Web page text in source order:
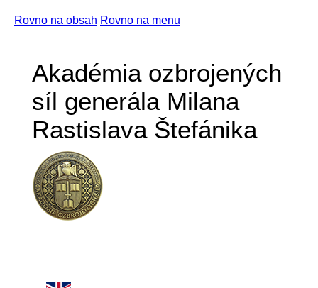
Rovno na obsah Rovno na menu
Akadémia ozbrojených
síl generála Milana
Rastislava Štefánika